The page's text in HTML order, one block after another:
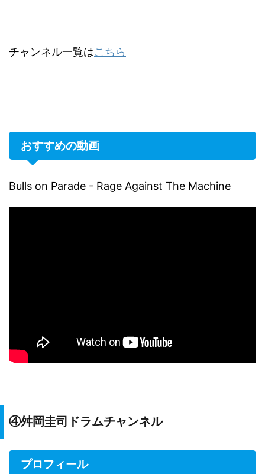
チャンネル一覧はこちら
おすすめの動画
Bulls on Parade - Rage Against The Machine
④舛岡圭司ドラムチャンネル
プロフィール